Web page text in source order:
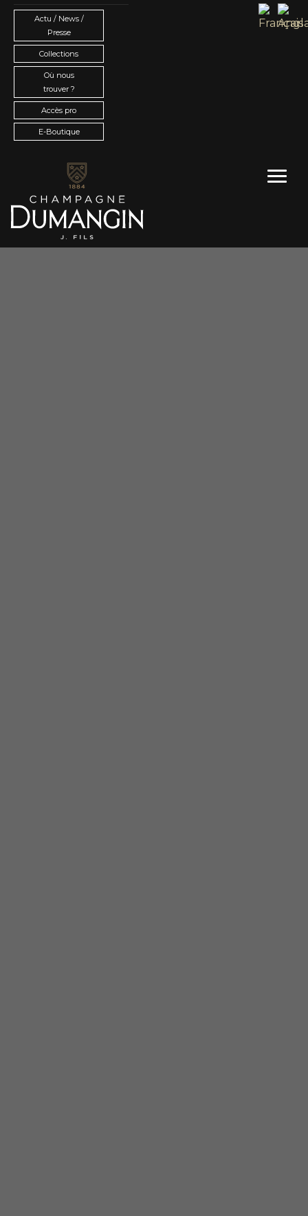
Actu / News /
Presse
Collections
Où nous
trouver ?
Accès pro
E-Boutique